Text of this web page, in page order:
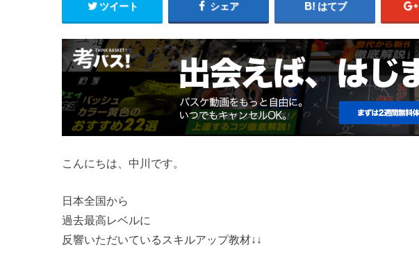
ツイート シェア はてブ
こんにちは、中川です。
日本全国から
過去最高レベルに
反響いただいているスキルアップ教材↓↓